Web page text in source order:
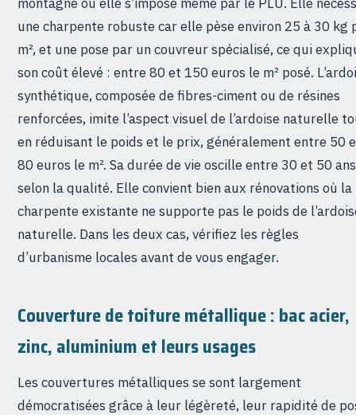
une charpente robuste car elle pèse environ 25 à 30 kg
m², et une pose par un couvreur spécialisé, ce qui
son coût élevé : entre 80 et 150 euros le m² posé.
synthétique, composée de fibres-ciment ou de résines
renforcées, imite l’aspect visuel de l’ardoise naturelle
en réduisant le poids et le prix, généralement entre 50
80 euros le m². Sa durée de vie oscille entre 30 et 50 ans
selon la qualité. Elle convient bien aux rénovations où la
charpente existante ne supporte pas le poids de
naturelle. Dans les deux cas, vérifiez les règles
d’urbanisme locales avant de vous engager.
Couverture de toiture métallique : bac acier,
zinc, aluminium et leurs usages
Les couvertures métalliques se sont largement
démocratisées grâce à leur légèreté, leur rapidité de